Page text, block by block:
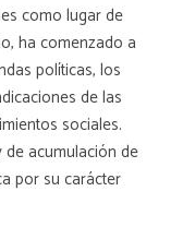
como lugar de
ha comenzado a
políticas, los
de las
sociales.
acumulación de
por su carácter